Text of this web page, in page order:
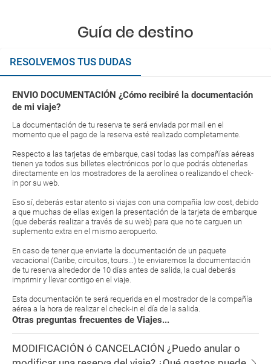
Guía de destino
RESOLVEMOS TUS DUDAS
ENVIO DOCUMENTACIÓN ¿Cómo recibiré la documentación
de mi viaje?
La documentación de tu reserva te será enviada por mail en el
momento que el pago de la reserva esté realizado completamente.
Respecto a las tarjetas de embarque, casi todas las compañías aéreas
tienen ya todos sus billetes electrónicos por lo que podrás obtenerlas
directamente en los mostradores de la aerolínea o realizando el check-
in por su web.
Eso sí, deberás estar atento si viajas con una compañía low cost, debido
a que muchas de ellas exigen la presentación de la tarjeta de embarque
(que deberás realizar a través de su web) para que no te carguen un
suplemento extra en el mismo aeropuerto.
En caso de tener que enviarte la documentación de un paquete
vacacional (Caribe, circuitos, tours...) te enviaremos la documentación
de tu reserva alrededor de 10 días antes de salida, la cual deberás
imprimir y llevar contigo en el viaje.
Esta documentación te será requerida en el mostrador de la compañía
aérea a la hora de realizar el check-in el día de la salida.
Otras preguntas frecuentes de Viajes...
MODIFICACIÓN ó CANCELACIÓN ¿Puedo anular o